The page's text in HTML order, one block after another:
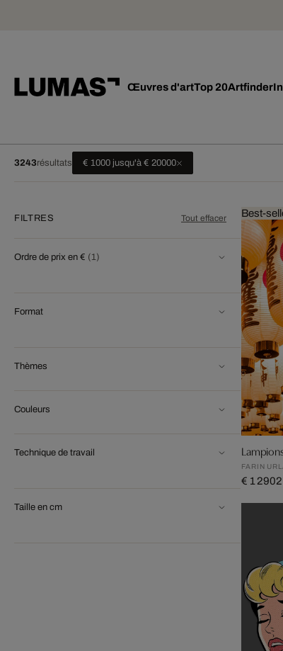
Œuvres d'artTop 20Artfinder
3243résultats € 1000 jusqu'à € 20000
FILTRES Tout effacer
Ordre de prix en € (1)
Format
Thèmes
Couleurs
Technique de travail
Taille en cm
Best-
FARIN
€ 1 290